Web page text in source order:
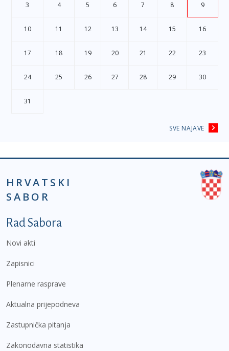
3 4 5 6 7 8 9
10 11 12 13 14 15 16
17 18 19 20 21 22 23
24 25 26 27 28 29 30
31
SVE NAJAVE
HRVATSKI
SABOR
Podnožje prvi izbornik
Rad Sabora
Novi akti
Zapisnici
Plenarne rasprave
Aktualna prijepodneva
Zastupnička pitanja
Zakonodavna statistika